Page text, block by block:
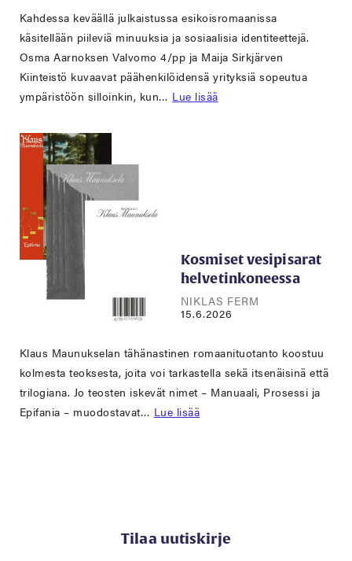
Kahdessa keväällä julkaistussa esikoisromaanissa
käsitellään piileviä minuuksia ja sosiaalisia identiteettejä.
Osma Aarnoksen Valvomo 4/pp ja Maija Sirkjärven
Kiinteistö kuvaavat päähenkilöidensä yrityksiä sopeutua
ympäristöön silloinkin, kun… Lue lisää
Kosmiset vesipisarat
helvetinkoneessa
NIKLAS FERM
15.6.2026
Klaus Maunukselan tähänastinen romaanituotanto koostuu
kolmesta teoksesta, joita voi tarkastella sekä itsenäisinä että
trilogiana. Jo teosten iskevät nimet – Manuaali, Prosessi ja
Epifania – muodostavat… Lue lisää
Tilaa uutiskirje